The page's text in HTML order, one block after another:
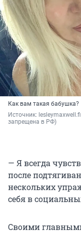
Как вам такая бабушка?
Источник:
запрещена в РФ)
— Я всегда
после
нескольких
себя в
Своими